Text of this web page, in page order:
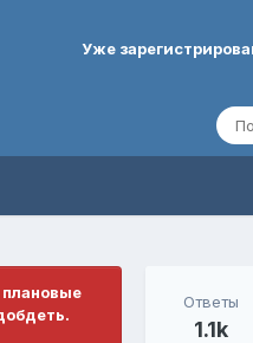
Уже
Ответы
1.1k